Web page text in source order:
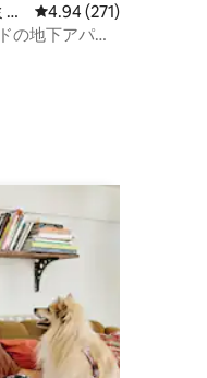
価
レビュー271件、5つ
4.94 (271)
の地下アパー